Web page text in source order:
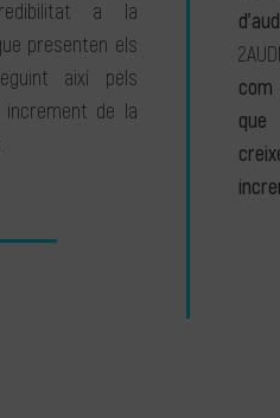
a la
presenten els
així pels
de la
com